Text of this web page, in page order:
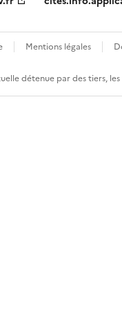
Mentions légales
détenue par des tiers,